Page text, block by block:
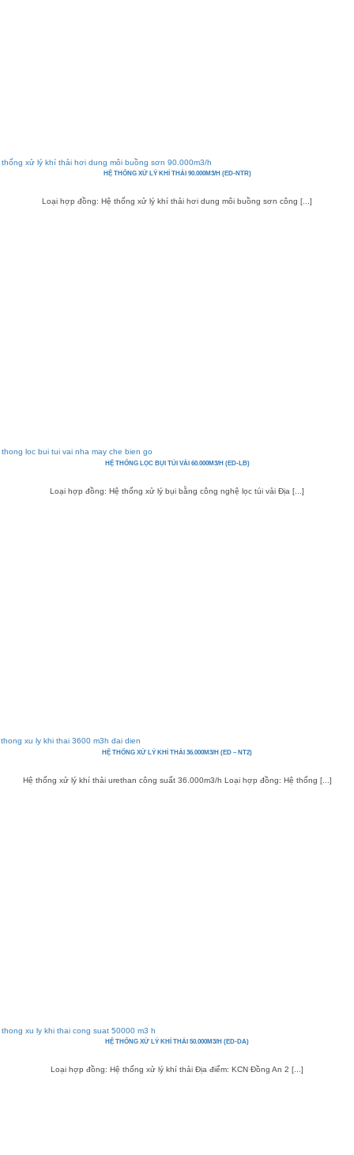
HỆ THỐNG XỬ LÝ KHÍ THẢI 90.000M3/H (ED-NTR)
Loại hợp đồng: Hệ thống xử lý khí thải hơi dung môi buồng sơn công [...]
HỆ THỐNG LỌC BỤI TÚI VẢI 60.000M3/H (ED-LB)
Loại hợp đồng: Hệ thống xử lý bụi bằng công nghệ lọc túi vải Địa [...]
HỆ THỐNG XỬ LÝ KHÍ THẢI 36.000M3/H (ED – NT2)
Hệ thống xử lý khí thải urethan công suất 36.000m3/h Loại hợp đồng: Hệ thống [...]
HỆ THỐNG XỬ LÝ KHÍ THẢI 50.000M3/H (ED-DA)
Loại hợp đồng: Hệ thống xử lý khí thải Địa điểm: KCN Đồng An 2 [...]